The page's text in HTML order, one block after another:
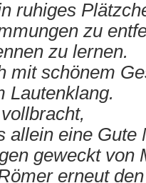
ruhiges
zu
zu lernen.
mit schönem
Lautenklang.
allein eine Gute
geweckt von
erneut